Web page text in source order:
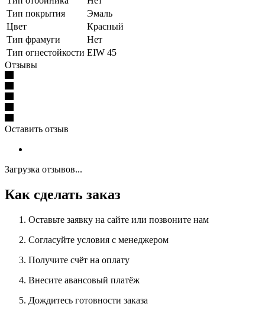
Тип покрытия
Эмаль
Цвет
Красный
Тип фрамуги
Нет
Тип огнестойкости EIW 45
Отзывы
Оставить отзыв
Загрузка отзывов...
Как сделать заказ
Оставьте заявку на сайте или позвоните нам
Согласуйте условия с менеджером
Получите счёт на оплату
Внесите авансовый платёж
Дождитесь готовности заказа